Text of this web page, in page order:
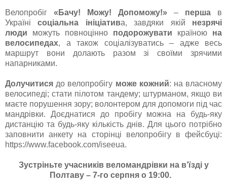
Велопробіг «Бачу! Можу! Допоможу!» – перша в
Українісоціальна ініціатива, завдяки якій незрячі
люди можуть повноцінно подорожувати країною на
велосипедах, а також соціалізуватись – адже весь
маршрут вони долають разом зі своїми зрячими
напарниками.
Долучитися до велопробігу може кожний: на власному
велосипеді; стати пілотом тандему; штурманом, якщо ви
маєте порушення зору; волонтером для допомоги під час
мандрівки. Доєднатися до пробігу можна на будь-яку
дистанцію та будь-яку кількість днів. Для цього потрібно
заповнити анкету на сторінці велопробігу в фейсбуці:
https://www.facebook.com/iseeua.
Зустріньте учасників веломандрівки на в’їзді у
Полтаву – 7-го серпня о 19:00.